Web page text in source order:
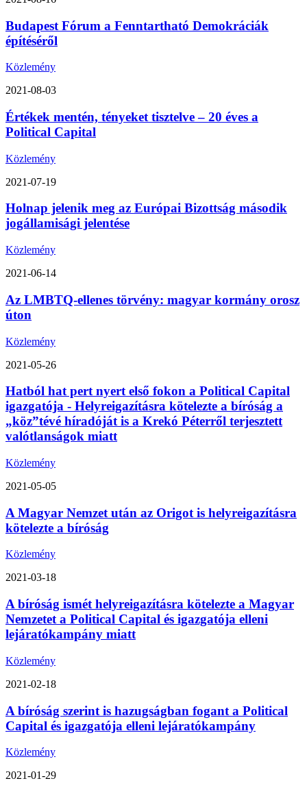
Budapest Fórum a Fenntartható Demokráciák
építéséről
Közlemény
2021-08-03
Értékek mentén, tényeket tisztelve – 20 éves a
Political Capital
Közlemény
2021-07-19
Holnap jelenik meg az Európai Bizottság második
jogállamisági jelentése
Közlemény
2021-06-14
Az LMBTQ-ellenes törvény: magyar kormány orosz
úton
Közlemény
2021-05-26
Hatból hat pert nyert első fokon a Political Capital
igazgatója - Helyreigazításra kötelezte a bíróság a
„köz”tévé híradóját is a Krekó Péterről terjesztett
valótlanságok miatt
Közlemény
2021-05-05
A Magyar Nemzet után az Origot is helyreigazításra
kötelezte a bíróság
Közlemény
2021-03-18
A bíróság ismét helyreigazításra kötelezte a Magyar
Nemzetet a Political Capital és igazgatója elleni
lejáratókampány miatt
Közlemény
2021-02-18
A bíróság szerint is hazugságban fogant a Political
Capital és igazgatója elleni lejáratókampány
Közlemény
2021-01-29